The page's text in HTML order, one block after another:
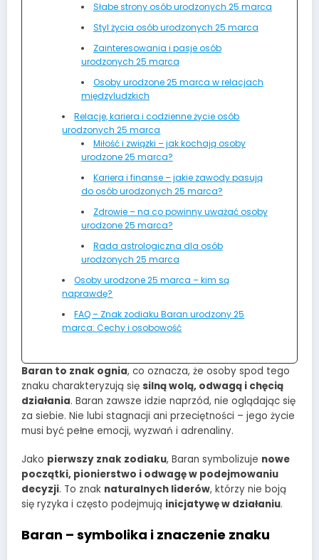
Słabe strony osób urodzonych 25 marca
Styl życia osób urodzonych 25 marca
Zainteresowania i pasje osób
urodzonych 25 marca
Osoby urodzone 25 marca w relacjach
międzyludzkich
Relacje, kariera i codzienne życie osób
urodzonych 25 marca
Miłość i związki – jak kochają osoby
urodzone 25 marca?
Kariera i finanse – jakie zawody pasują
do osób urodzonych 25 marca?
Zdrowie – na co powinny uważać osoby
urodzone 25 marca?
Rada astrologiczna dla osób
urodzonych 25 marca
Osoby urodzone 25 marca – kim są
naprawdę?
FAQ – Znak zodiaku Baran urodzony 25
marca: Cechy i osobowość
Baran to znak ognia, co oznacza, że osoby spod tego
znaku charakteryzują się silną wolą, odwagą i chęcią
działania. Baran zawsze idzie naprzód, nie oglądając się
za siebie. Nie lubi stagnacji ani przeciętności – jego życie
musi być pełne emocji, wyzwań i adrenaliny.
Jako pierwszy znak zodiaku, Baran symbolizuje nowe
początki, pionierstwo i odwagę w podejmowaniu
decyzji. To znak naturalnych liderów, którzy nie boją
się ryzyka i często podejmują inicjatywę w działaniu.
Baran – symbolika i znaczenie znaku